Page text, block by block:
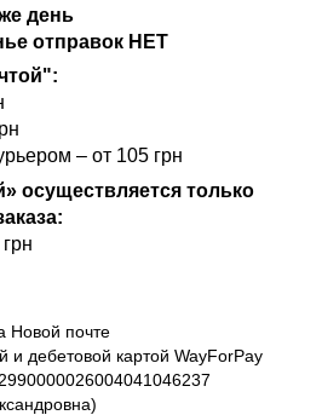
день
отправок НЕТ
– от 105 грн
осуществляется только
Новой почте
и дебетовой картой WayForPay